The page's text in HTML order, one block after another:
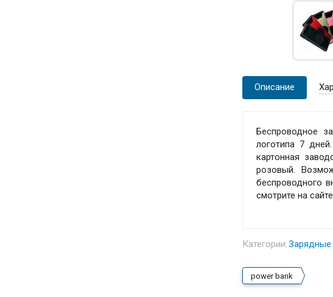
Описание
Беспроводное
логотипа 7
картонная
розовый.
беспроводного
смотрите на
Категории:Зарядные
power bank